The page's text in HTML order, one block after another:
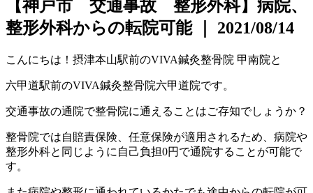
【神戸市 交通事故 整形外科】病院、
整形外科からの転院可能 ｜ 2021/08/14
こんにちは！摂津本山駅前のVIVA鍼灸整骨院 甲南院と
六甲道駅前のVIVA鍼灸整骨院六甲道院です。
交通事故の通院で整骨院に通えることはご存知でしょうか？
整骨院では自賠責保険、任意保険が適用されるため、病院や
整形外科と同じように自己負担0円で通院することが可能で
す。